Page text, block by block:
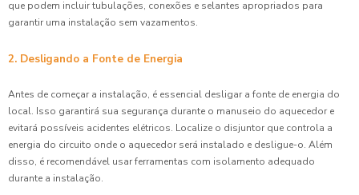
que podem incluir tubulações, conexões e selantes apropriados para
garantir uma instalação sem vazamentos.
2. Desligando a Fonte de Energia
Antes de começar a instalação, é essencial desligar a fonte de energia do
local. Isso garantirá sua segurança durante o manuseio do aquecedor e
evitará possíveis acidentes elétricos. Localize o disjuntor que controla a
energia do circuito onde o aquecedor será instalado e desligue-o. Além
disso, é recomendável usar ferramentas com isolamento adequado
durante a instalação.